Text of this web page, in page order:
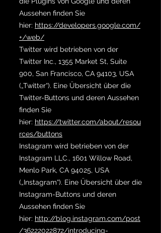
Aussehen finden Sie
hier: https://developers.google.com/
+/web/
Twitter wird betrieben von der
Twitter Inc., 1355 Market St, Suite
900, San Francisco, CA 94103, USA
(„Twitter“). Eine Übersicht über die
Twitter-Buttons und deren Aussehen
finden Sie
hier: https://twitter.com/about/resou
rces/buttons
Instagram wird betrieben von der
Instagram LLC., 1601 Willow Road,
Menlo Park, CA 94025, USA
(„Instagram“). Eine Übersicht über die
Instagram-Buttons und deren
Aussehen finden Sie
hier: http://blog.instagram.com/post
/36222022872/introducing-